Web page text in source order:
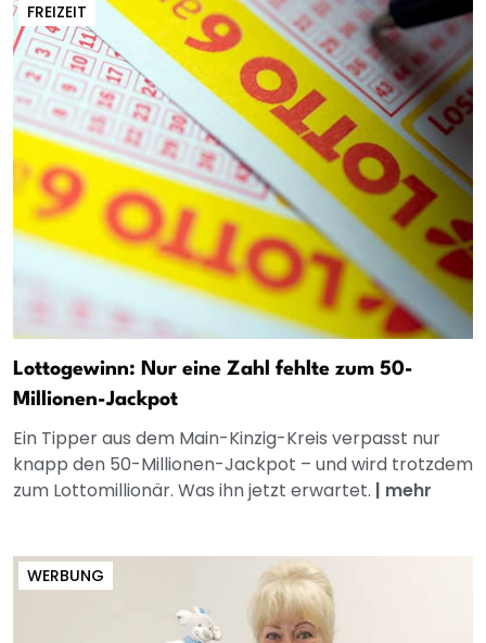
FREIZEIT
Lottogewinn: Nur eine Zahl fehlte zum 50-
Millionen-Jackpot
Ein Tipper aus dem Main-Kinzig-Kreis verpasst nur
knapp den 50-Millionen-Jackpot – und wird trotzdem
zum Lottomillionär. Was ihn jetzt erwartet. | mehr
WERBUNG